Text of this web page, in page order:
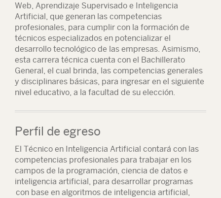
Web, Aprendizaje Supervisado e Inteligencia
Artificial, que generan las competencias
profesionales, para cumplir con la formación de
técnicos especializados en potencializar el
desarrollo tecnológico de las empresas. Asimismo,
esta carrera técnica cuenta con el Bachillerato
General, el cual brinda, las competencias generales
y disciplinares básicas, para ingresar en el siguiente
nivel educativo, a la facultad de su elección.
Perfil de egreso
El Técnico en Inteligencia Artificial contará con las
competencias profesionales para trabajar en los
campos de la programación, ciencia de datos e
inteligencia artificial, para desarrollar programas
con base en algoritmos de inteligencia artificial,